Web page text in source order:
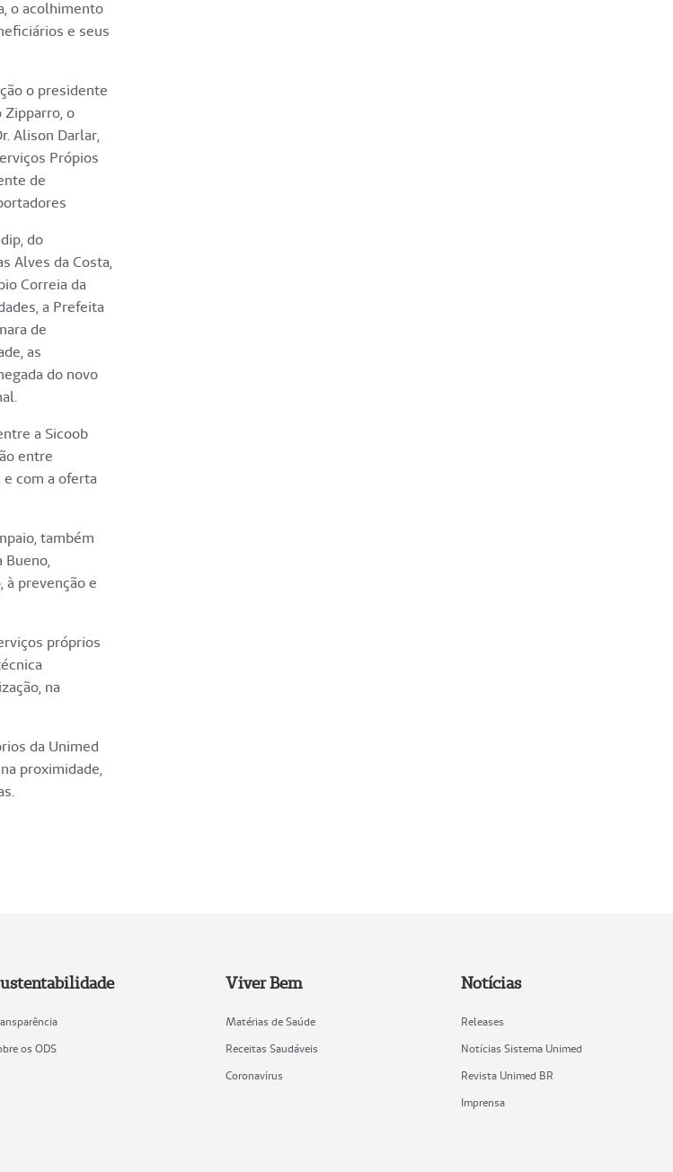
o acolhimento
e seus
o presidente
Zipparro, o
Alison Darlar,
Própios
de
do
Alves da Costa,
Correia da
a Prefeita
de
as
do novo
a Sicoob
entre
com a oferta
também
Bueno,
prevenção e
próprios
na
da Unimed
proximidade,
os ODS
Viver Bem
Matérias de Saúde
Receitas Saudáveis
Coronavírus
Notícias
Releases
Notícias Sistema Unimed
Revista Unimed BR
Imprensa